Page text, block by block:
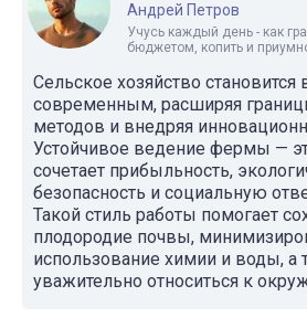
Андрей Петров
Учусь каждый день - как
бюджетом, копить и
Сельское хозяйство становится
современным, расширяя
методов и внедряя
Устойчивое ведение фермы —
сочетает прибыльность,
безопасность и социальную
Такой стиль работы помогает
плодородие почвы,
использование химии и воды, а
уважительно относиться к